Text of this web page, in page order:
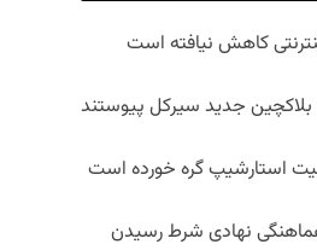
کاهش نیافته است
بلاکچین جدید سیرکل پیوستند
استارشیپ گره خورده است
نهادی شرط رسیدن